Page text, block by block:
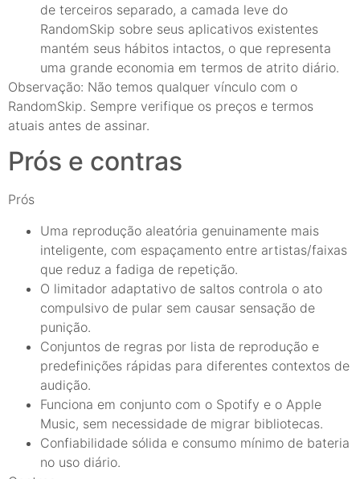
de terceiros separado, a camada leve do
RandomSkip sobre seus aplicativos existentes
mantém seus hábitos intactos, o que representa
uma grande economia em termos de atrito diário.
Observação: Não temos qualquer vínculo com o
RandomSkip. Sempre verifique os preços e termos
atuais antes de assinar.
Prós e contras
Prós
Uma reprodução aleatória genuinamente mais
inteligente, com espaçamento entre artistas/faixas
que reduz a fadiga de repetição.
O limitador adaptativo de saltos controla o ato
compulsivo de pular sem causar sensação de
punição.
Conjuntos de regras por lista de reprodução e
predefinições rápidas para diferentes contextos de
audição.
Funciona em conjunto com o Spotify e o Apple
Music, sem necessidade de migrar bibliotecas.
Confiabilidade sólida e consumo mínimo de bateria
no uso diário.